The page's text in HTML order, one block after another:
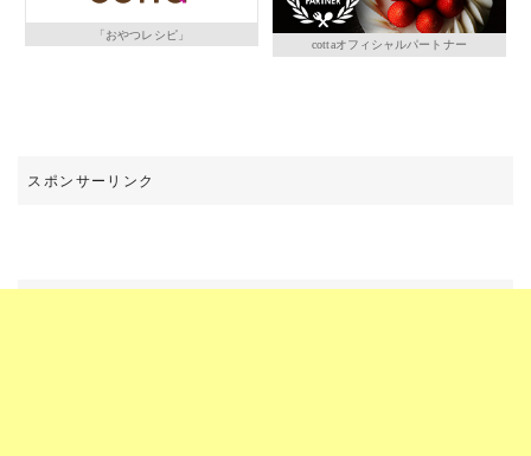
「おやつレシピ」
cottaオフィシャルパートナー